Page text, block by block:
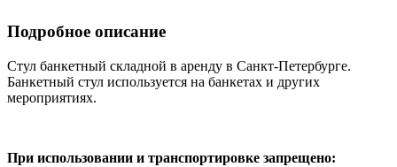
Подробное описание
Стул банкетный складной в аренду в Санкт-Петербурге.
Банкетный стул используется на банкетах и других
мероприятиях.
При использовании и транспортировке запрещено: